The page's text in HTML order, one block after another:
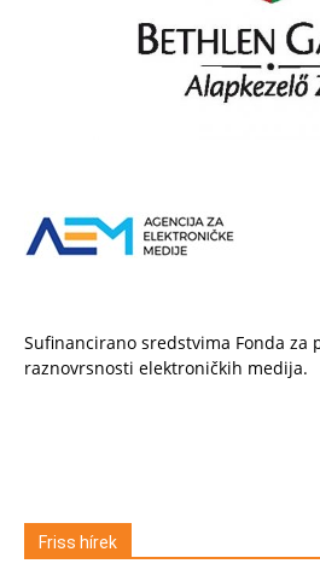
Sufinancirano sredstvima Fonda za
raznovrsnosti elektroničkih medija.
Friss hírek